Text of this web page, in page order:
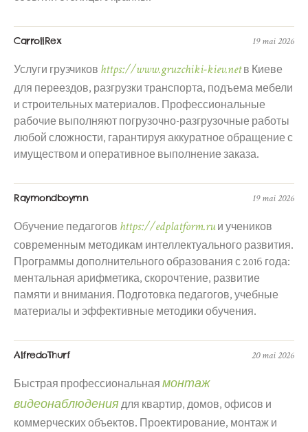
CarrollRex 19 mai 2026
Услуги грузчиков https://www.gruzchiki-kiev.netв Киеве
для переездов, разгрузки транспорта, подъема мебели
и строительных материалов. Профессиональные
рабочие выполняют погрузочно-разгрузочные работы
любой сложности, гарантируя аккуратное обращение с
имуществом и оперативное выполнение заказа.
Raymondboymn 19 mai 2026
Обучение педагогов https://edplatform.ruи учеников
современным методикам интеллектуального развития.
Программы дополнительного образования с 2016 года:
ментальная арифметика, скорочтение, развитие
памяти и внимания. Подготовка педагогов, учебные
материалы и эффективные методики обучения.
AlfredoThurf 20 mai 2026
Быстрая профессиональная монтаж
видеонаблюдениядля квартир, домов, офисов и
коммерческих объектов. Проектирование, монтаж и